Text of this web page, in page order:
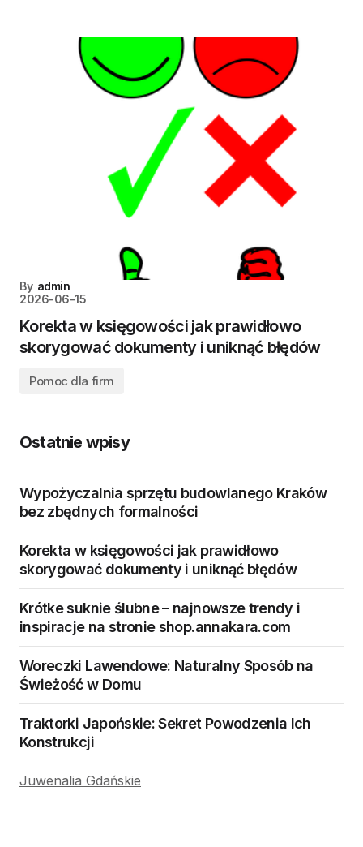
By admin
2026-06-15
Korekta w księgowości jak prawidłowo
skorygować dokumenty i uniknąć błędów
Pomoc dla firm
Ostatnie wpisy
Wypożyczalnia sprzętu budowlanego Kraków
bez zbędnych formalności
Korekta w księgowości jak prawidłowo
skorygować dokumenty i uniknąć błędów
Krótke suknie ślubne – najnowsze trendy i
inspiracje na stronie shop.annakara.com
Woreczki Lawendowe: Naturalny Sposób na
Świeżość w Domu
Traktorki Japońskie: Sekret Powodzenia Ich
Konstrukcji
Juwenalia Gdańskie